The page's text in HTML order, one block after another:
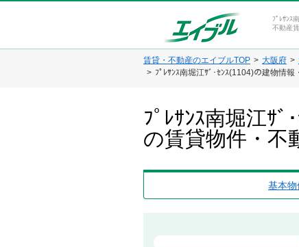
ﾌﾟﾚｻﾝｽ
不動産
賃貸・不動産のエイブルTOP 大阪府
ﾌﾟﾚｻﾝｽ南堀江ｻﾞ･ｾﾝｽ(1104)の建物情報
ﾌﾟﾚｻﾝｽ南堀江ｻ
の賃貸物件・不
基本物